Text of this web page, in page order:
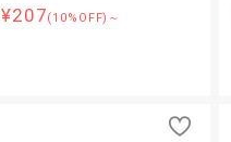
¥207(10%OFF)～